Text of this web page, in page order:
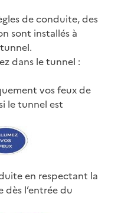
de conduite, des
sont installés à
dans le tunnel :
vos feux de
le tunnel est
en respectant la
l’entrée du